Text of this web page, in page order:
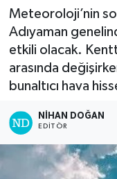
Meteoroloji’nin
Adıyaman
etkili olacak.
arasında
bunaltıcı hava
NIHAN DOĞAN
EDITÖR